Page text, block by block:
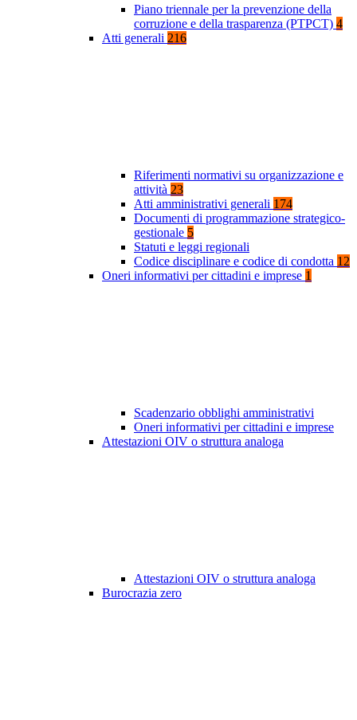
Piano triennale per la prevenzione della
corruzione e della trasparenza (PTPCT) 4
Atti generali 216
Riferimenti normativi su organizzazione e
attività 23
Atti amministrativi generali 174
Documenti di programmazione strategico-
gestionale 5
Statuti e leggi regionali
Codice disciplinare e codice di condotta 12
Oneri informativi per cittadini e imprese 1
Scadenzario obblighi amministrativi
Oneri informativi per cittadini e imprese
Attestazioni OIV o struttura analoga
Attestazioni OIV o struttura analoga
Burocrazia zero